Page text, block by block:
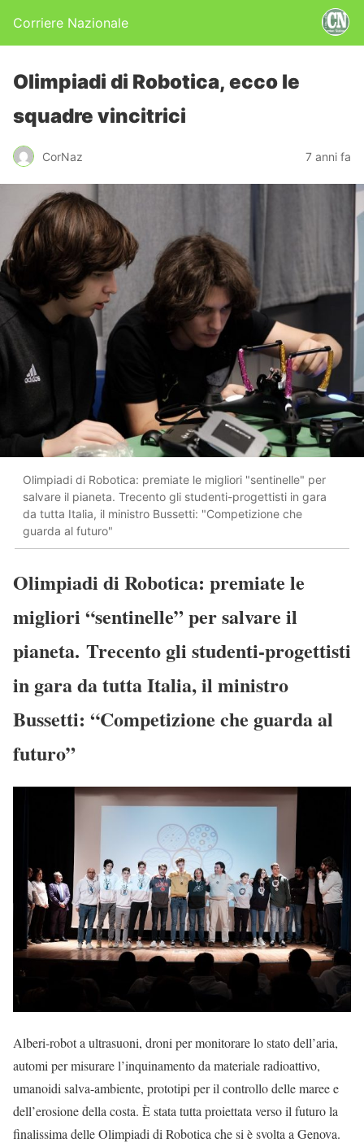
Corriere Nazionale
Olimpiadi di Robotica, ecco le
squadre vincitrici
CorNaz 7 anni fa
Olimpiadi di Robotica: premiate le migliori "sentinelle" per
salvare il pianeta. Trecento gli studenti-progettisti in gara
da tutta Italia, il ministro Bussetti: "Competizione che
guarda al futuro"
Olimpiadi di Robotica: premiate le
migliori “sentinelle” per salvare il
pianeta. Trecento gli studenti-progettisti
in gara da tutta Italia, il ministro
Bussetti: “Competizione che guarda al
futuro”
Alberi-robot a ultrasuoni, droni per monitorare lo stato dell’aria,
automi per misurare l’inquinamento da materiale radioattivo,
umanoidi salva-ambiente, prototipi per il controllo delle maree e
dell’erosione della costa. È stata tutta proiettata verso il futuro la
finalissima delle Olimpiadi di Robotica che si è svolta a Genova.